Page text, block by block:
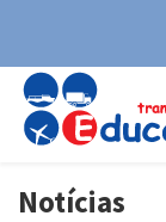
Notícias